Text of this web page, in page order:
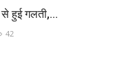
से हुई गलती,...
42